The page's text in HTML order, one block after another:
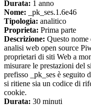
Durata: 1 anno
Nome: _pk_ses.1.6e46
Tipologia: analitico
Proprieta: Prima parte
Descrizione: Questo nome
analisi web open source
proprietari di siti Web a
misurare le prestazioni del
prefisso _pk_ses è seguito
si ritiene sia un codice di
cookie.
Durata: 30 minuti